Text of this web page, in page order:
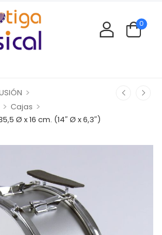
0
>
> Cajas >
Ø x 16 cm. (14″ Ø x 6,3″)